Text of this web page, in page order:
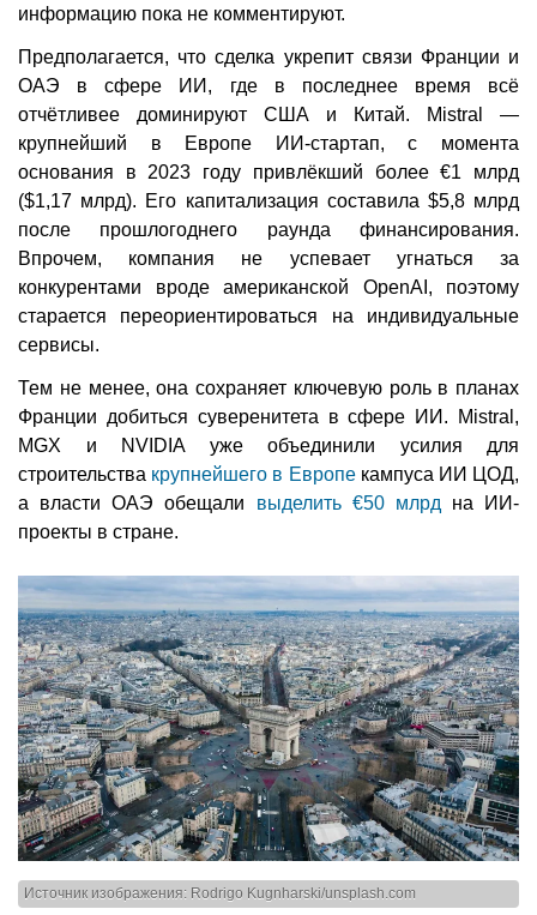
информацию пока не комментируют.
Предполагается, что сделка укрепит связи Франции и
ОАЭ в сфере ИИ, где в последнее время всё
отчётливее доминируют США и Китай. Mistral —
крупнейший в Европе ИИ-стартап, с момента
основания в 2023 году привлёкший более €1 млрд
($1,17 млрд). Его капитализация составила $5,8 млрд
после прошлогоднего раунда финансирования.
Впрочем, компания не успевает угнаться за
конкурентами вроде американской OpenAI, поэтому
старается переориентироваться на индивидуальные
сервисы.
Тем не менее, она сохраняет ключевую роль в планах
Франции добиться суверенитета в сфере ИИ. Mistral,
MGX и NVIDIA уже объединили усилия для
строительства крупнейшего в Европекампуса ИИ ЦОД,
а власти ОАЭ обещали выделить €50 млрд на ИИ-
проекты в стране.
Источник изображения: Rodrigo Kugnharski/unsplash.com